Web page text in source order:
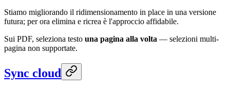
Stiamo migliorando il ridimensionamento in place in una versione
futura; per ora elimina e ricrea è l'approccio affidabile.
Sui PDF, seleziona testo una pagina alla volta — selezioni multi-
pagina non supportate.
Sync cloud